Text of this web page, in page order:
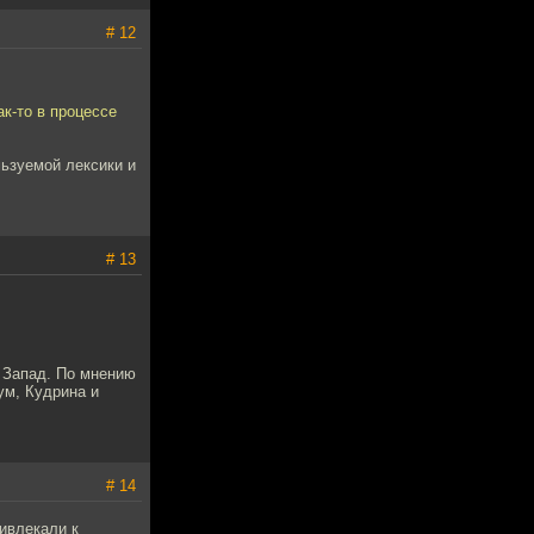
# 12
то в процессе
лексики и
# 13
Запад. По мнению
Кудрина и
# 14
к